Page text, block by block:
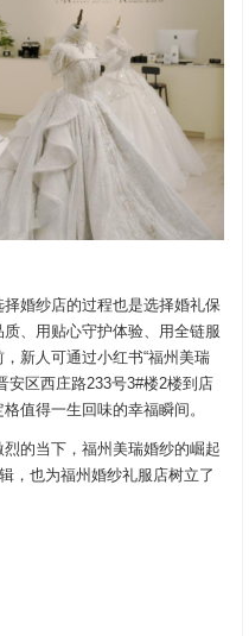
婚纱店的过程也是选择婚礼保
、用贴心守护体验、用全链服
新人可通过小红书“福州美瑞
安区西庄路233号3#楼2楼到店
值得一生回味的幸福瞬间。
的当下，福州美瑞婚纱的崛起
，也为福州婚纱礼服店树立了